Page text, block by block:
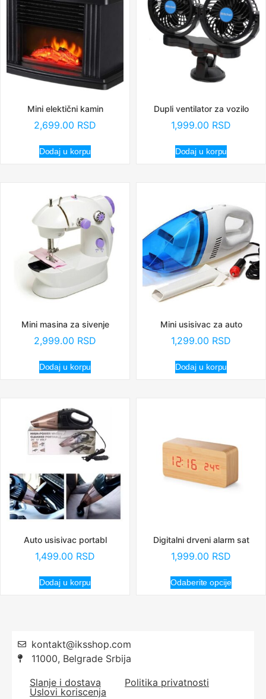
Mini elektični kamin
2,699.00 RSD
Dodaj u korpu
Dupli ventilator za vozilo
1,999.00 RSD
Dodaj u korpu
Mini masina za sivenje
2,999.00 RSD
Dodaj u korpu
Mini usisivac za auto
1,299.00 RSD
Dodaj u korpu
Auto usisivac portabl
1,499.00 RSD
Dodaj u korpu
Digitalni drveni alarm sat
1,999.00 RSD
Odaberite opcije
kontakt@iksshop.com
11000, Belgrade Srbija
Slanje i dostava
Politika privatnosti
Uslovi koriscenja